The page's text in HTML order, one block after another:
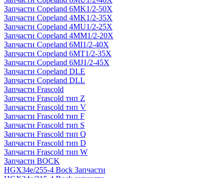
Запчасти Copeland 6MK1/2-50X
Запчасти Copeland 4MK1/2-35X
Запчасти Copeland 4MU1/2-25X
Запчасти Copeland 4MM1/2-20X
Запчасти Copeland 6MI1/2-40X
Запчасти Copeland 6MT1/2-35X
Запчасти Copeland 6MJ1/2-45X
Запчасти Copeland DLE
Запчасти Copeland DLL
Запчасти Frascold
Запчасти Frascold тип Z
Запчасти Frascold тип V
Запчасти Frascold тип F
Запчасти Frascold тип S
Запчасти Frascold тип Q
Запчасти Frascold тип D
Запчасти Frascold тип W
Запчасти BOCK
HGX34e/255-4 Bock Запчасти